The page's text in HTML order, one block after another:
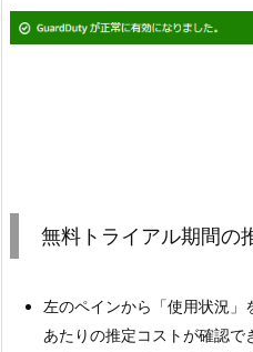
無料トライアル期間の
左のペインから「使用状況
あたりの推定コストが確認で